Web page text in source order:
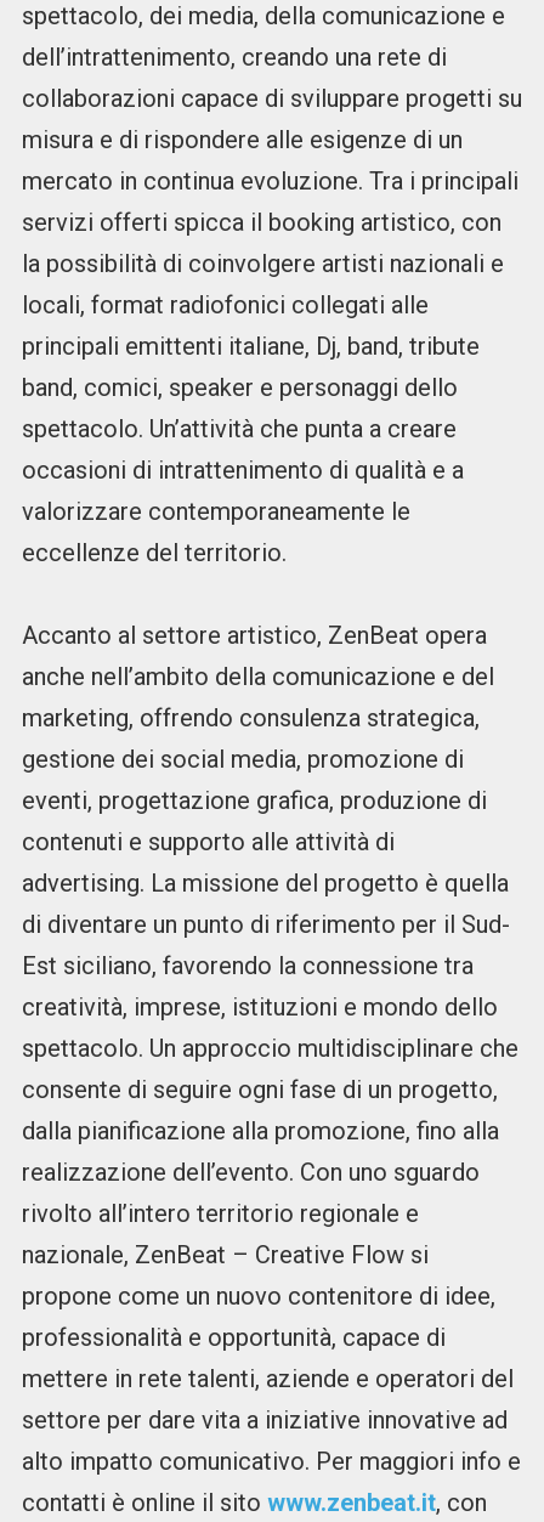
spettacolo, dei media, della comunicazione e
dell’intrattenimento, creando una rete di
collaborazioni capace di sviluppare progetti su
misura e di rispondere alle esigenze di un
mercato in continua evoluzione. Tra i principali
servizi offerti spicca il booking artistico, con
la possibilità di coinvolgere artisti nazionali e
locali, format radiofonici collegati alle
principali emittenti italiane, Dj, band, tribute
band, comici, speaker e personaggi dello
spettacolo. Un’attività che punta a creare
occasioni di intrattenimento di qualità e a
valorizzare contemporaneamente le
eccellenze del territorio.
Accanto al settore artistico, ZenBeat opera
anche nell’ambito della comunicazione e del
marketing, offrendo consulenza strategica,
gestione dei social media, promozione di
eventi, progettazione grafica, produzione di
contenuti e supporto alle attività di
advertising. La missione del progetto è quella
di diventare un punto di riferimento per il Sud-
Est siciliano, favorendo la connessione tra
creatività, imprese, istituzioni e mondo dello
spettacolo. Un approccio multidisciplinare che
consente di seguire ogni fase di un progetto,
dalla pianificazione alla promozione, fino alla
realizzazione dell’evento. Con uno sguardo
rivolto all’intero territorio regionale e
nazionale, ZenBeat – Creative Flow si
propone come un nuovo contenitore di idee,
professionalità e opportunità, capace di
mettere in rete talenti, aziende e operatori del
settore per dare vita a iniziative innovative ad
alto impatto comunicativo. Per maggiori info e
contatti è online il sito www.zenbeat.it, con